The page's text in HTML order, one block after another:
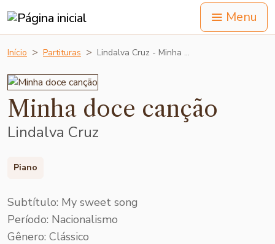
Menu
Início Partituras Lindalva Cruz - Minha …
Minha doce canção
Lindalva Cruz
Piano
Subtítulo: My sweet song
Período: Nacionalismo
Gênero: Clássico